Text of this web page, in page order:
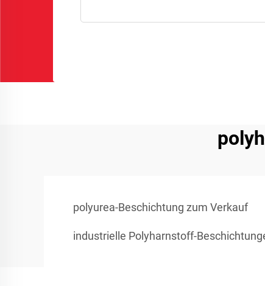
polyurea-Beschichtung zum Verkauf
industrielle Polyharnstoff-